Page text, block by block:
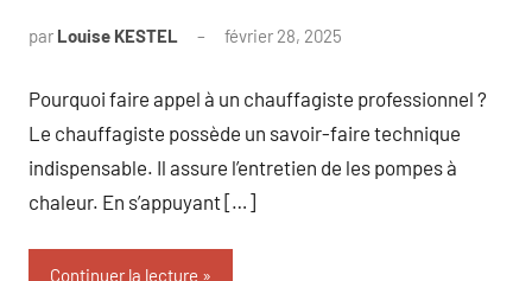
par Louise KESTEL février 28, 2025
Pourquoi faire appel à un chauffagiste professionnel ?
Le chauffagiste possède un savoir-faire technique
indispensable. Il assure l’entretien de les pompes à
chaleur. En s’appuyant […]
Continuer la lecture